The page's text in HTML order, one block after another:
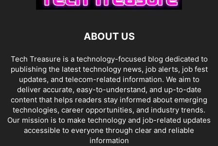
ABOUT US
Tech Treasure is a technology-focused blog dedicated to
publishing the latest technology news, job alerts, job fest
updates, and telecom-related information. We aim to
deliver accurate, easy-to-understand, and up-to-date
content that helps readers stay informed about emerging
technologies, career opportunities, and industry trends.
Our mission is to make technology and job-related updates
accessible to everyone through clear and reliable
information